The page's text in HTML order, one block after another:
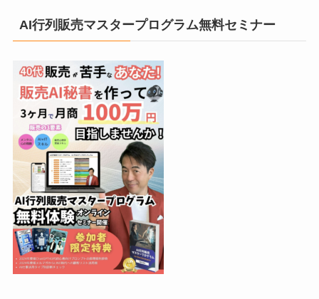
AI行列販売マスタープログラム無料セミナー